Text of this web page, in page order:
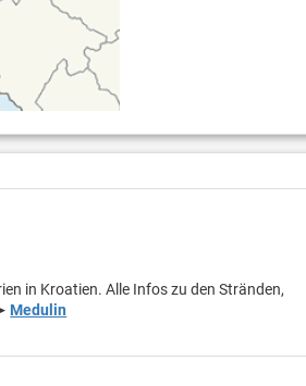
in Kroatien. Alle Infos zu den Stränden,
Medulin